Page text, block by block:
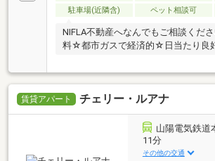
駐車場(近隣含)
ペット相談可
NIFLA不動産へなんでもご相談くだ
料☆都市ガスで経済的☆日当たり良
賃貸アパート チェリー・ルアナ
山陽電気鉄道
11分
その他の交通